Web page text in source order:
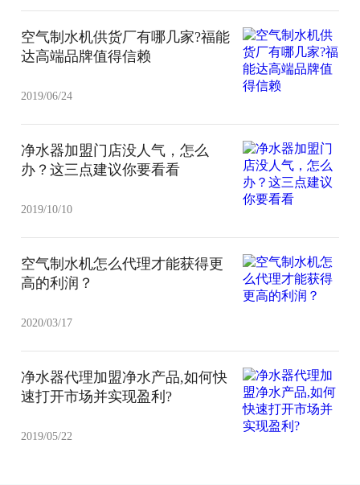
空气制水机供货厂有哪几家?福能
达高端品牌值得信赖
2019/06/24
净水器加盟门店没人气，怎么
办？这三点建议你要看看
2019/10/10
空气制水机怎么代理才能获得更
高的利润？
2020/03/17
净水器代理加盟净水产品,如何快
速打开市场并实现盈利?
2019/05/22